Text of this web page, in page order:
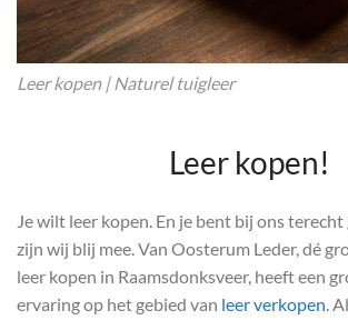
Leer kopen | Naturel tuigleer
Leer kopen!
Je wilt leer kopen. En je bent bij ons
zijn wij blij mee. Van Oosterum Leder, dé
leer kopen in Raamsdonksveer, heeft een
ervaring op het gebied van leer verkopen.